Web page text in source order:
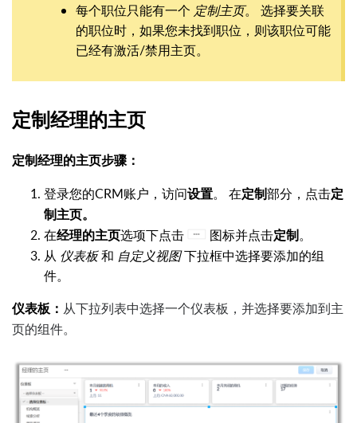
每个职位只能有一个 定制主页。 选择要关联
的职位时，如果您未找到职位，则该职位可能
已经有激活/禁用主页。
定制经理的主页
定制经理的主页步骤：
登录您的CRM账户，访问设置。 在定制部分，点击定
制主页。
在经理的主页选项下点击 图标并点击定制 。
从 仪表板和 自定义视图下拉框中选择要添加的组
件。
仪表板： 从下拉列表中选择一个仪表板，并选择要添加到主
页的组件。